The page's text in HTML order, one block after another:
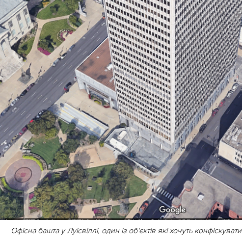
Офісна башта у Луісвіллі, один із об'єктів які хочуть конфіскувати